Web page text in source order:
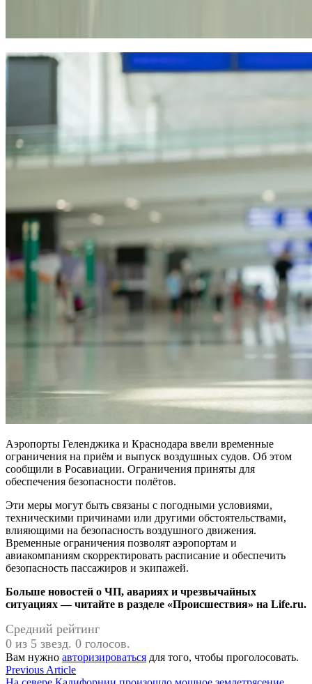
Аэропорты Геленджика и Краснодара ввели временные
ограничения на приём и выпуск воздушных судов. Об этом
сообщили в Росавиации. Ограничения приняты для
обеспечения безопасности полётов.
Эти меры могут быть связаны с погодными условиями,
техническими причинами или другими обстоятельствами,
влияющими на безопасность воздушного движения.
Временные ограничения позволят аэропортам и
авиакомпаниям скорректировать расписание и обеспечить
безопасность пассажиров и экипажей.
Больше новостей о ЧП, авариях и чрезвычайных
ситуациях — читайте в разделе «Происшествия» на Life.ru.
Средний рейтинг
0 из 5 звезд. 0 голосов.
Вам нужно авторизироваться для того, чтобы проголосовать.
Навигация
Previous ArticlePrevious
article: